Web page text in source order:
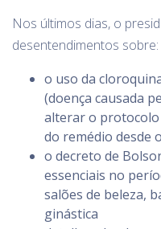
Nos últimos dias, o
desentendimentos sobre:
o uso da
(doença causada
alterar o protocolo
do remédio desde
o decreto de
essenciais no
salões de beleza,
ginástica